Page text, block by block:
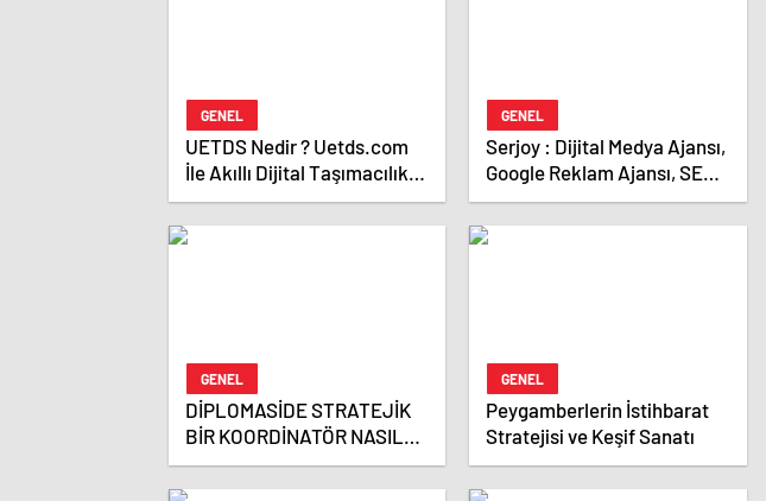
GENEL
UETDS Nedir ? Uetds.com
İle Akıllı Dijital Taşımacılık
Yazılımı
GENEL
Serjoy : Dijital Medya Ajansı,
Google Reklam Ajansı, SEO
Ajansı ve Web Tasarım
Ajansı
GENEL
DİPLOMASİDE STRATEJİK
BİR KOORDİNATÖR NASIL
OLUNUR
GENEL
Peygamberlerin İstihbarat
Stratejisi ve Keşif Sanatı